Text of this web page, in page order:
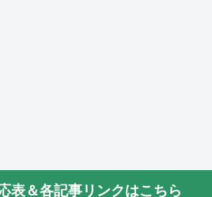
表＆各記事リンクはこちら